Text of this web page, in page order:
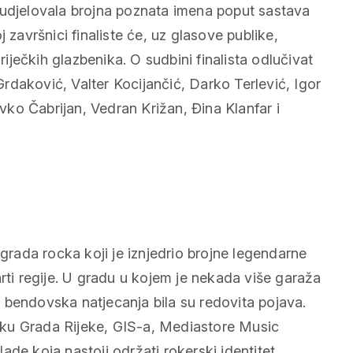
brojna poznata imena poput sastava
završnici finaliste će, uz glasove publike,
glazbenika. O sudbini finalista odlučivat
Valter Kocijančić, Darko Terlević, Igor
Čabrijan, Vedran Križan, Đina Klanfar i
rocka koji je iznjedrio brojne legendarne
regije. U gradu u kojem je nekada više garaža
natjecanja bila su redovita pojava.
Grada Rijeke, GIS-a, Mediastore Music